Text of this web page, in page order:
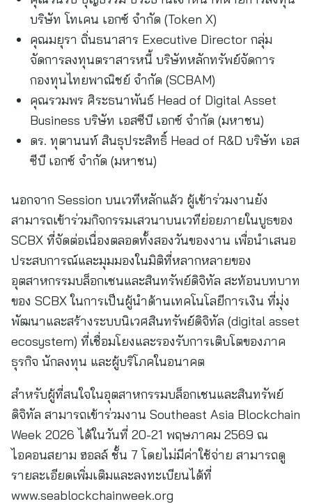
บริษัท โทเคน เอกซ์ จำกัด (Token X)
คุณมยุรา ถิ่นธนาสาร Executive Director กลุ่ม
จัดการลงทุนตราสารหนี้ บริษัทหลักทรัพย์จัดการ
กองทุนไทยพาณิชย์ จำกัด (SCBAM)
คุณรวมพร ศิระธนาพันธ์ Head of Digital Asset
Business บริษัท เอสซีบี เอกซ์ จำกัด (มหาชน)
ดร. ทุตานนท์ สินธุประสิทธิ์ Head of R&D บริษัท เอส
ซีบี เอกซ์ จำกัด (มหาชน)
นอกจาก Session บนเวทีหลักแล้ว ผู้เข้าร่วมงานยัง
สามารถเข้าร่วมกิจกรรมเสวนาบนเวทีย่อยภายในบูธของ
SCBX ที่จัดต่อเนื่องตลอดทั้งสองวันของงาน เพื่อนำเสนอ
ประสบการณ์และมุมมองในมิติที่หลากหลายของ
อุตสาหกรรมบล็อกเชนและสินทรัพย์ดิจิทัล สะท้อนบทบาท
ของ SCBX ในการเป็นผู้นำด้านเทคโนโลยีการเงิน ที่มุ่ง
พัฒนาและสร้างระบบนิเวศสินทรัพย์ดิจิทัล (digital asset
ecosystem) ที่เชื่อมโยงและรองรับการเติบโตของภาค
ธุรกิจ นักลงทุน และผู้บริโภคในอนาคต
สำหรับผู้ที่สนใจในอุตสาหกรรมบล็อกเชนและสินทรัพย์
ดิจิทัล สามารถเข้าร่วมงาน Southeast Asia Blockchain
Week 2026 ได้ในวันที่ 20-21 พฤษภาคม 2569 ณ
ไอคอนสยาม ฮอลล์ ชั้น 7 โดยไม่มีค่าใช้จ่าย สามารถดู
รายละเอียดเพิ่มเติมและลงทะเบียนได้ที่
www.seablockchainweek.org